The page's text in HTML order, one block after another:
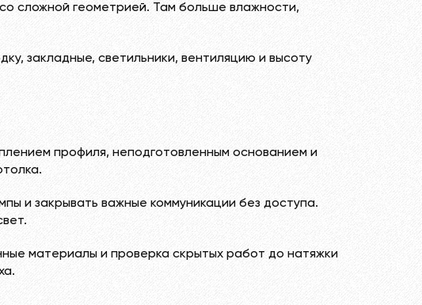
сложной геометрией. Там больше влажности,
закладные, светильники, вентиляцию и высоту
профиля, неподготовленным основанием и
и закрывать важные коммуникации без доступа.
материалы и проверка скрытых работ до натяжки